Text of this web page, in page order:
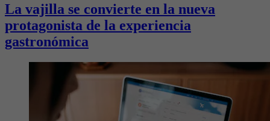
La vajilla se convierte en la nueva
protagonista de la experiencia
gastronómica